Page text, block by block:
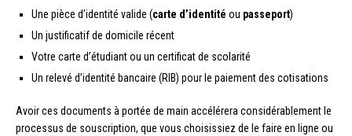
Une pièce d’identité valide (carte d’identité ou passeport)
Un justificatif de domicile récent
Votre carte d’étudiant ou un certificat de scolarité
Un relevé d’identité bancaire (RIB) pour le paiement des cotisations
Avoir ces documents à portée de main accélérera considérablement le
processus de souscription, que vous choisissiez de le faire en ligne ou